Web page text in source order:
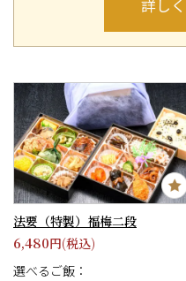
詳し
2
法要（特製）福梅二段
6,480円(税込)
選べるご飯：